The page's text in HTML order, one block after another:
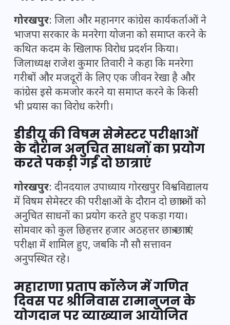
गोरखपुर: जिला और महानगर कांग्रेस कार्यकर्ताओं ने
भाजपा सरकार के मनरेगा योजना को समाप्त करने के
कथित कदम के खिलाफ विरोध प्रदर्शन किया।
जिलाध्यक्ष राजेश कुमार तिवारी ने कहा कि मनरेगा
गरीबों और मजदूरों के लिए एक जीवन रेखा है और
कांग्रेस इसे कमजोर करने या समाप्त करने के किसी
भी प्रयास का विरोध करेगी।
डीडीयू की विषम सेमेस्टर परीक्षाओं
के दौरान अनुचित साधनों का प्रयोग
करते पकड़ी गईं दो छात्राएं
गोरखपुर: दीनदयाल उपाध्याय गोरखपुर विश्वविद्यालय
में विषम सेमेस्टर की परीक्षाओं के दौरान दो छात्राओं को
अनुचित साधनों का प्रयोग करते हुए पकड़ा गया।
सोमवार को कुल छिहत्तर हजार अठहत्तर छात्र-छात्राएं
परीक्षा में शामिल हुए, जबकि नौ सौ सत्तावन
अनुपस्थित रहे।
महाराणा प्रताप कॉलेज में गणित
दिवस पर श्रीनिवास रामानुजन के
योगदान पर व्याख्यान आयोजित